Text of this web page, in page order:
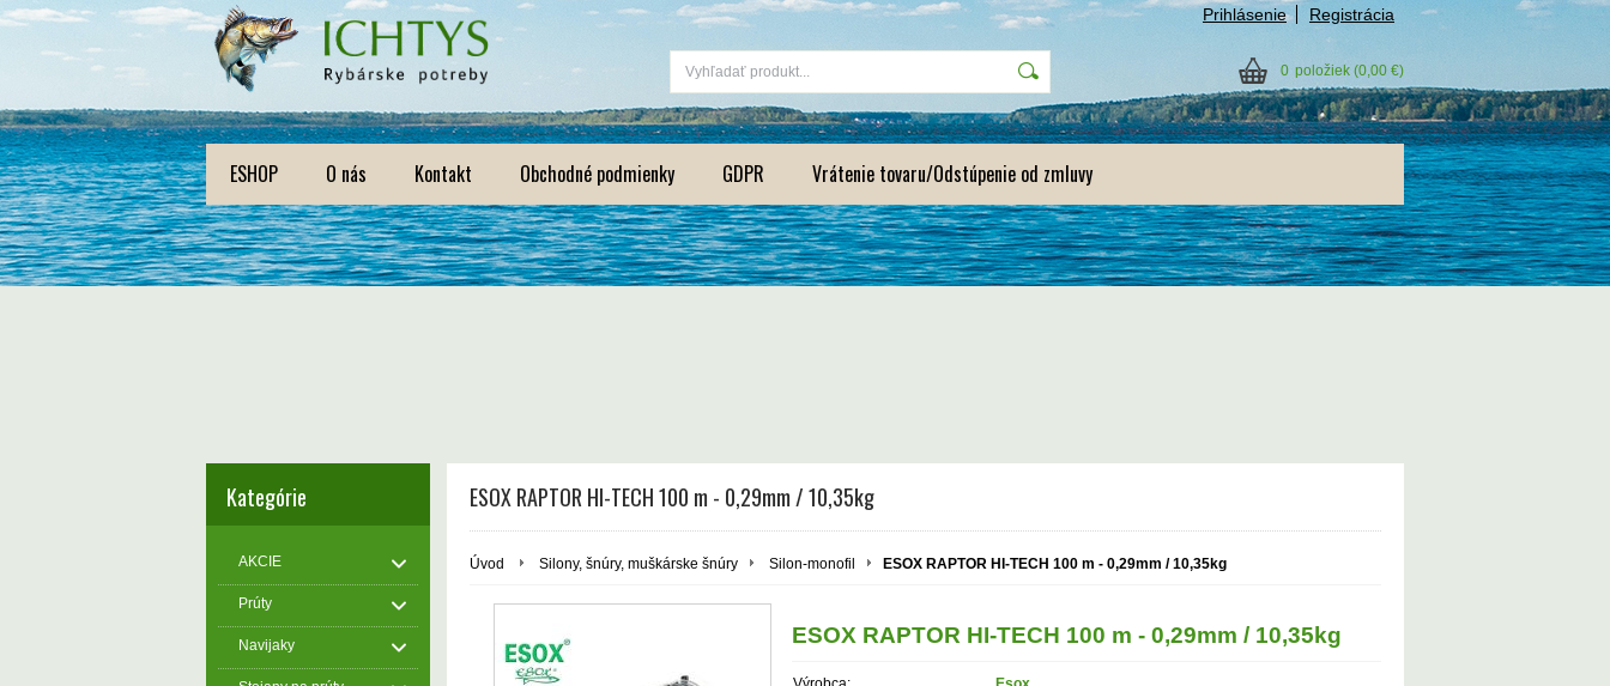
Prihlásenie Registrácia
0 položiek (0,00 €)
ESHOP O nás Kontakt Obchodné podmienky GDPR Vrátenie tovaru/Odstúpenie od zmluvy
Kategórie
AKCIE
Prúty
Navijaky
ESOX RAPTOR HI-TECH 100 m - 0,29mm / 10,35kg
Úvod Silony, šnúry, muškárske šnúry Silon-monofil ESOX RAPTOR HI-TECH 100 m - 0,29mm / 10,35kg
ESOX RAPTOR HI-TECH 100 m - 0,29mm / 10,35kg